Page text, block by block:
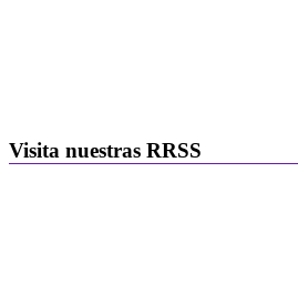
Visita nuestras RRSS